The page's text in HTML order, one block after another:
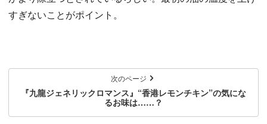
すぎないことがポイント。
次のページ
『九龍ジェネリックロマンス』“香港レモンチキン”の気にな
るお味は……？